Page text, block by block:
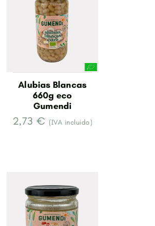
Alubias Blancas
660g eco
Gumendi
2,73 €(IVA incluido)